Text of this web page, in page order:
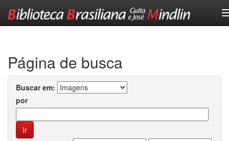
Página de busca
Buscar em:
por